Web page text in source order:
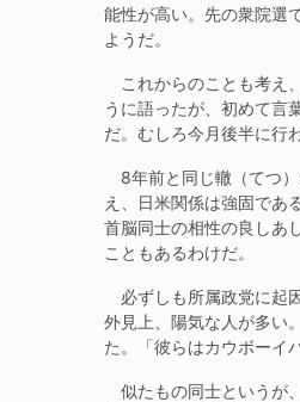
能性が高い。先の衆院選
ようだ。
これからのことも考え
うに語ったが、初めて言
だ。むしろ今月後半に行
8年前と同じ轍（てつ）
え、日米関係は強固であ
首脳同士の相性の良しあ
こともあるわけだ。
必ずしも所属政党に起
外見上、陽気な人が多い
た。「彼らはカウボーイ
似たもの同士というが